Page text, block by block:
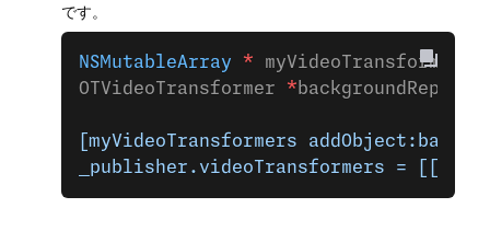
です。
NSMutableArray * myVideoTransformers
OTVideoTransformer *
[myVideoTransformers
_publisher.videoTransformers =